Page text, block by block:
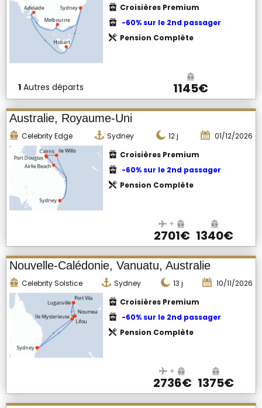
Croisières Premium
-60% sur le 2nd passager
Pension Complète
1 Autres départs 1145€
Australie, Royaume-Uni
Celebrity Edge Sydney 12j
01/12/2026
Croisières Premium
-60% sur le 2nd passager
Pension Complète
+
2701€ 1340€
Nouvelle-Calédonie, Vanuatu, Australie
Celebrity Solstice Sydney 13 j
10/11/2026
Croisières Premium
-60% sur le 2nd passager
Pension Complète
+
2736€ 1375€